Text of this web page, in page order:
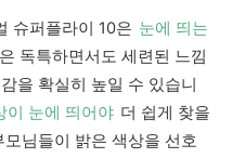
슈퍼플라이 10은 눈에 띄는
독특하면서도 세련된 느낌
을 확실히 높일 수 있습니
이 눈에 띄어야 더 쉽게 찾을
님들이 밝은 색상을 선호